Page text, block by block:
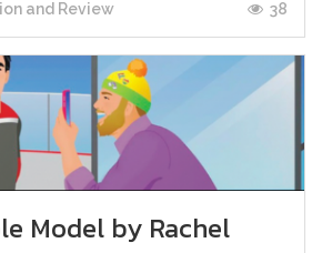
and Review 38
Model by Rachel